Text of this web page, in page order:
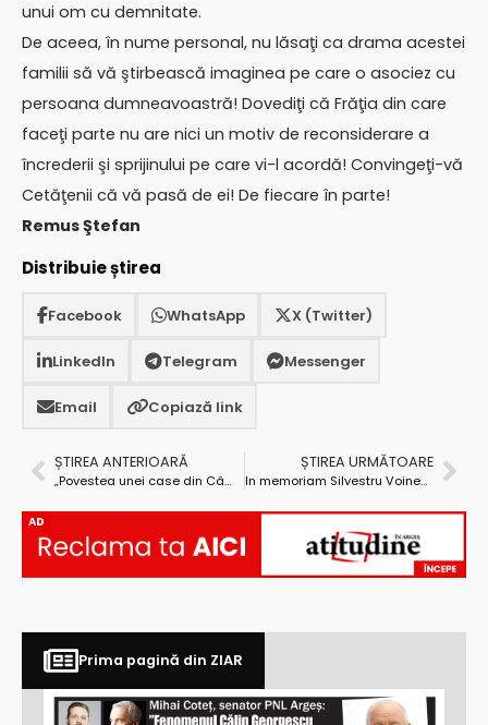
unui om cu demnitate.
De aceea, în nume personal, nu lăsaţi ca drama acestei
familii să vă ştirbească imaginea pe care o asociez cu
persoana dumneavoastră! Dovediţi că Frăţia din care
faceţi parte nu are nici un motiv de reconsiderare a
încrederii şi sprijinului pe care vi-l acordă! Convingeţi-vă
Cetăţenii că vă pasă de ei! De fiecare în parte!
Remus Ştefan
Distribuie știrea
Facebook WhatsApp X (Twitter)
LinkedIn Telegram Messenger
Email Copiază link
ȘTIREA ANTERIOARĂ
„Povestea unei case din Câmpulung şi a mult râvnitului ei teren”
ȘTIREA URMĂTOARE
In memoriam Silvestru Voinescu
AD
Prima pagină din ZIAR